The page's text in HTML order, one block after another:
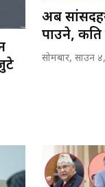
अब
पाउने,
सोमबार, साउन